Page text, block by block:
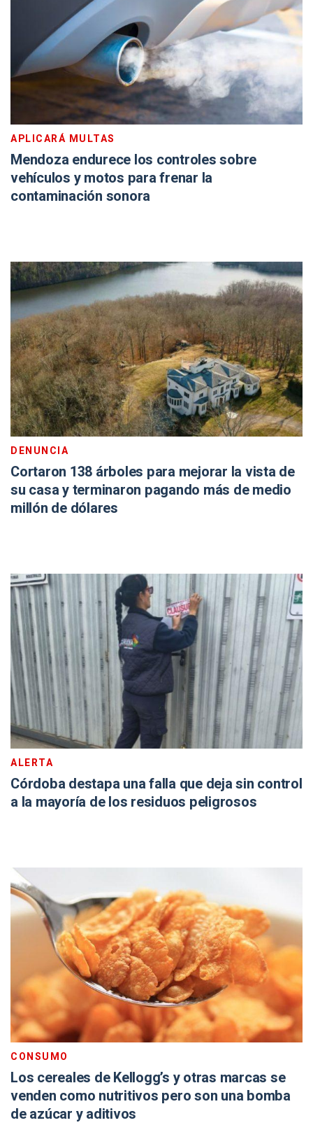
APLICARÁ MULTAS
Mendoza endurece los controles sobre
vehículos y motos para frenar la
contaminación sonora
DENUNCIA
Cortaron 138 árboles para mejorar la vista de
su casa y terminaron pagando más de medio
millón de dólares
ALERTA
Córdoba destapa una falla que deja sin control
a la mayoría de los residuos peligrosos
CONSUMO
Los cereales de Kellogg’s y otras marcas se
venden como nutritivos pero son una bomba
de azúcar y aditivos